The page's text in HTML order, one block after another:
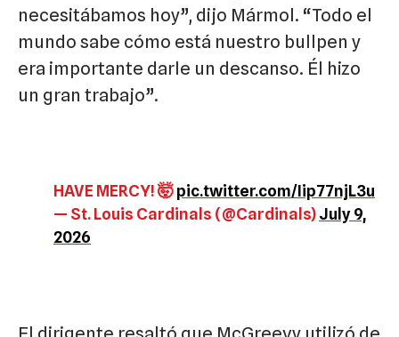
necesitábamos hoy”, dijo Mármol. “Todo el
mundo sabe cómo está nuestro bullpen y
era importante darle un descanso. Él hizo
un gran trabajo”.
HAVE MERCY! 🤯pic.twitter.com/Iip77njL3u
— St. Louis Cardinals (@Cardinals)July 9,
2026